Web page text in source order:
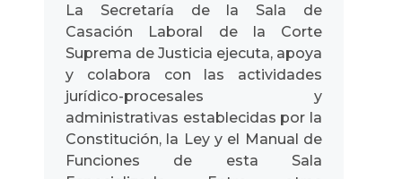
La Secretaría de la Sala de
Casación Laboral de la Corte
Suprema de Justicia ejecuta, apoya
y colabora con las actividades
jurídico-procesales y
administrativas establecidas por la
Constitución, la Ley y el Manual de
Funciones de esta Sala